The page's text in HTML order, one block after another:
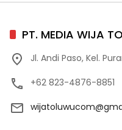
PT. MEDIA WIJA
Jl. Andi Paso, Kel.
+62 823-4876-8851